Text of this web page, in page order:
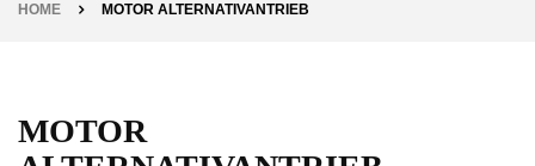
HOME MOTOR ALTERNATIVANTRIEB
MOTOR